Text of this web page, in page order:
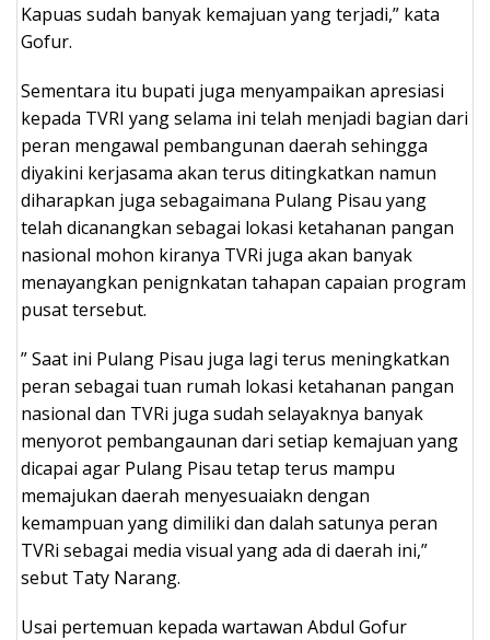
Kapuas sudah banyak kemajuan yang terjadi,” kata
Gofur.
Sementara itu bupati juga menyampaikan apresiasi
kepada TVRI yang selama ini telah menjadi bagian dari
peran mengawal pembangunan daerah sehingga
diyakini kerjasama akan terus ditingkatkan namun
diharapkan juga sebagaimana Pulang Pisau yang
telah dicanangkan sebagai lokasi ketahanan pangan
nasional mohon kiranya TVRi juga akan banyak
menayangkan penignkatan tahapan capaian program
pusat tersebut.
” Saat ini Pulang Pisau juga lagi terus meningkatkan
peran sebagai tuan rumah lokasi ketahanan pangan
nasional dan TVRi juga sudah selayaknya banyak
menyorot pembangaunan dari setiap kemajuan yang
dicapai agar Pulang Pisau tetap terus mampu
memajukan daerah menyesuaiakn dengan
kemampuan yang dimiliki dan dalah satunya peran
TVRi sebagai media visual yang ada di daerah ini,”
sebut Taty Narang.
Usai pertemuan kepada wartawan Abdul Gofur